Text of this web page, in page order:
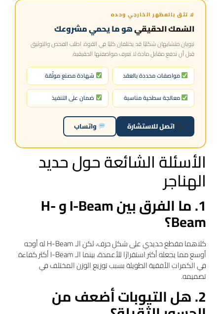
لا تثق بالمظهر الخارجي وحده
السُمك الحقيقيهو ما يحمي مشروعك
تيوبان متشابهان شكليًا قد يختلفان كليًا في القوة. اطلب الفحص والتوثيق
قبل أن تدفع مقابل مادة لا تعرف مواصفتها الحقيقية.
مواصفات محددة بالعقد شهادة مصنع موثّقة
معالجة سطحية مناسبة ضمان على التنفيذ
اتصل للاستشارة واتساب
الأسئلة الشائعة حول حديد
الهناجر
1. ما الفرق بين I-Beam و H-
Beam؟
كلاهما مقطع حديدي على شكل حرف، لكن الـ H-Beam له أوجه
أوسع مما يجعله أكثر استقرارًا للأعمدة، بينما الـ I-Beam أكثر كفاءة
في الكمرات الأفقية الطويلة بسبب توزيع الوزن المختلف في
تصميمه.
2. هل التيوبات أضعف من